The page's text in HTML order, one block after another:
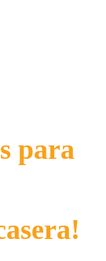
para